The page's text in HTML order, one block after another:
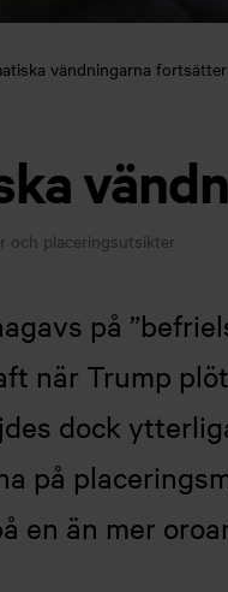
vändningarna fortsätter
och placeringsutsikter
på
när Trump
dock
på
en än mer